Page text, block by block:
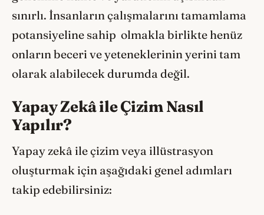
sınırlı. İnsanların çalışmalarını tamamlama
potansiyeline sahip olmakla birlikte henüz
onların beceri ve yeteneklerinin yerini tam
olarak alabilecek durumda değil.
Yapay Zekâ ile Çizim Nasıl
Yapılır?
Yapay zekâ ile çizim veya illüstrasyon
oluşturmak için aşağıdaki genel adımları
takip edebilirsiniz: